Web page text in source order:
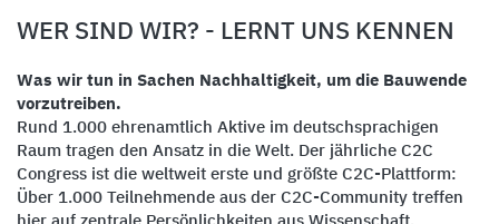
WER SIND WIR? - LERNT UNS KENNEN
Was wir tun in Sachen Nachhaltigkeit, um die Bauwende
vorzutreiben.
Rund 1.000 ehrenamtlich Aktive im deutschsprachigen
Raum tragen den Ansatz in die Welt. Der jährliche C2C
Congress ist die weltweit erste und größte C2C-Plattform:
Über 1.000 Teilnehmende aus der C2C-Community treffen